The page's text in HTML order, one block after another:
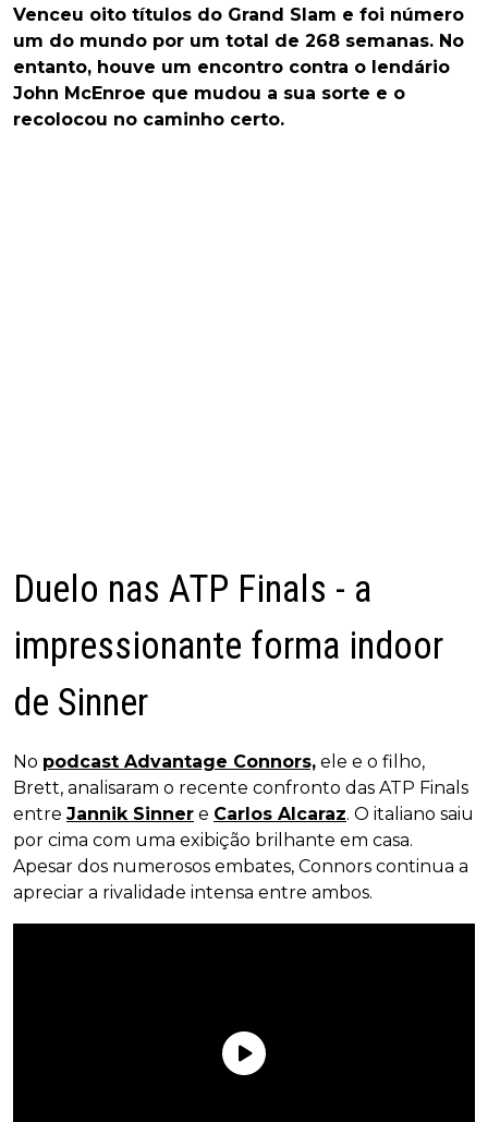
Venceu oito títulos do Grand Slam e foi número
um do mundo por um total de 268 semanas. No
entanto, houve um encontro contra o lendário
John McEnroe que mudou a sua sorte e o
recolocou no caminho certo.
Duelo nas ATP Finals - a
impressionante forma indoor
de Sinner
No podcast Advantage Connors, ele e o filho,
Brett, analisaram o recente confronto das ATP Finals
entre Jannik Sinner e Carlos Alcaraz. O italiano saiu
por cima com uma exibição brilhante em casa.
Apesar dos numerosos embates, Connors continua a
apreciar a rivalidade intensa entre ambos.